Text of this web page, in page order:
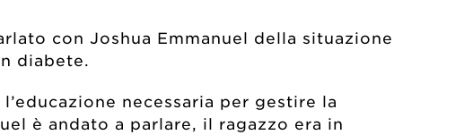
con Joshua Emmanuel della situazione
diabete.
necessaria per gestire la
è andato a parlare, il ragazzo era in